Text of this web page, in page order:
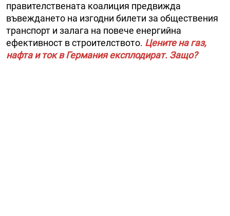
правителствената коалиция предвижда
въвеждането на изгодни билети за обществения
транспорт и залага на повече енергийна
ефективност в строителството. Цените на газ,
нафта и ток в Германия експлодират. Защо?